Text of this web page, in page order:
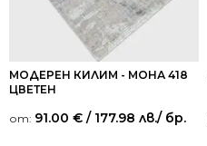
МОДЕРЕН КИЛИМ - МОНА 418
ЦВЕТЕН
от: 91.00 € / 177.98 лв./ бр.